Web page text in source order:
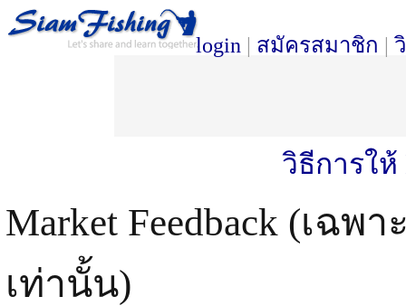
login | สมัครสมาชิก |
วิธีการให้
Market Feedback (เฉ
เท่านั้น)